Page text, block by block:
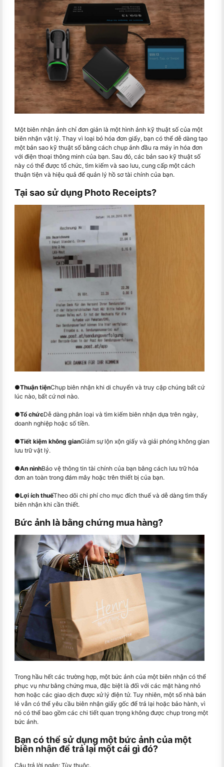
Một biên nhận ảnh chỉ đơn giản là một hình ảnh kỹ thuật số của một
biên nhận vật lý. Thay vì loại bỏ hóa đơn giấy, bạn có thể dễ dàng tạo
một bản sao kỹ thuật số bằng cách chụp ảnh đầu ra máy in hóa đơn
với điện thoại thông minh của bạn. Sau đó, các bản sao kỹ thuật số
này có thể được tổ chức, tìm kiếm và sao lưu, cung cấp một cách
thuận tiện và hiệu quả để quản lý hồ sơ tài chính của bạn.
Tại sao sử dụng Photo Receipts?
●Thuận tiệnChụp biên nhận khi di chuyển và truy cập chúng bất cứ
lúc nào, bất cứ nơi nào.
●Tổ chứcDễ dàng phân loại và tìm kiếm biên nhận dựa trên ngày,
doanh nghiệp hoặc số tiền.
●Tiết kiệm không gianGiảm sự lộn xộn giấy và giải phóng không gian
lưu trữ vật lý.
●An ninhBảo vệ thông tin tài chính của bạn bằng cách lưu trữ hóa
đơn an toàn trong đám mây hoặc trên thiết bị của bạn.
●Lợi ích thuếTheo dõi chi phí cho mục đích thuế và dễ dàng tìm thấy
biên nhận khi cần thiết.
Bức ảnh là bằng chứng mua hàng?
Trong hầu hết các trường hợp, một bức ảnh của một biên nhận có thể
phục vụ như bằng chứng mua, đặc biệt là đối với các mặt hàng nhỏ
hơn hoặc các giao dịch được xử lý điện tử. Tuy nhiên, một số nhà bán
lẻ vẫn có thể yêu cầu biên nhận giấy gốc để trả lại hoặc bảo hành, vì
nó có thể bao gồm các chi tiết quan trọng không được chụp trong một
bức ảnh.
Bạn có thể sử dụng một bức ảnh của một
biên nhận để trả lại một cái gì đó?
Câu trả lời ngắn: Tùy thuộc.